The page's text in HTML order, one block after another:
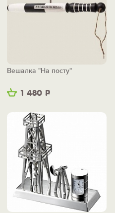
1 480 Р
Вешалка "На посту"